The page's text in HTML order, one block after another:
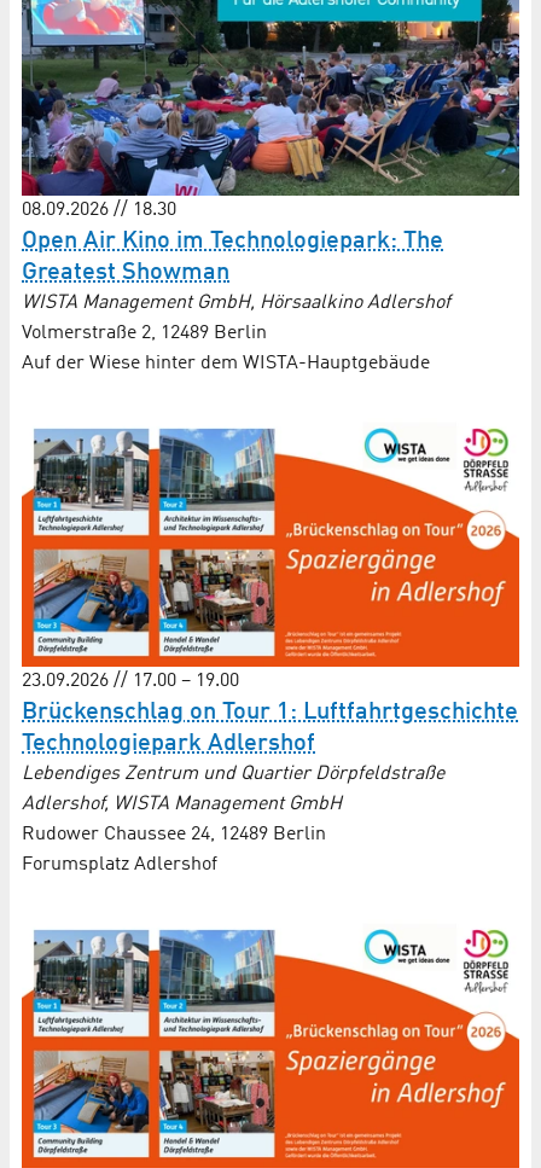
08.09.2026 // 18.30
Open Air Kino im Technologiepark: The
Greatest Showman
WISTA Management GmbH, Hörsaalkino Adlershof
Volmerstraße 2, 12489 Berlin
Auf der Wiese hinter dem WISTA-Hauptgebäude
23.09.2026 // 17.00 – 19.00
Brückenschlag on Tour 1: Luftfahrt­geschichte
Techno­logie­park Adlershof
Lebendiges Zentrum und Quartier Dörpfeldstraße
Adlershof, WISTA Management GmbH
Rudower Chaussee 24, 12489 Berlin
Forumsplatz Adlershof